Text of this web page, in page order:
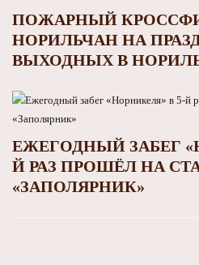
ПОЖАРНЫЙ
НОРИЛЬЧАН НА
ВЫХОДНЫХ В
ЕЖЕГОДНЫЙ ЗАБЕГ
Й РАЗ ПРОШЁЛ НА
«ЗАПОЛЯРНИК»